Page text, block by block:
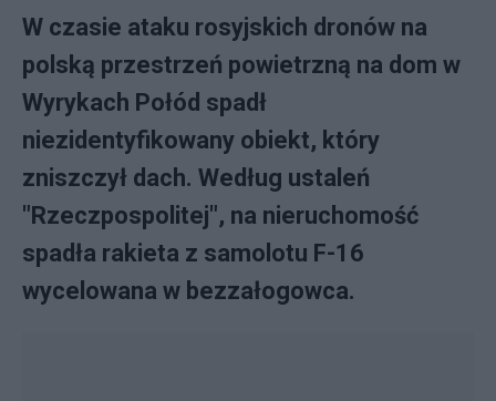
W czasie ataku rosyjskich dronów na
polską przestrzeń powietrzną na dom w
Wyrykach Połód spadł
niezidentyfikowany obiekt, który
zniszczył dach. Według ustaleń
"Rzeczpospolitej", na nieruchomość
spadła rakieta z samolotu F-16
wycelowana w bezzałogowca.